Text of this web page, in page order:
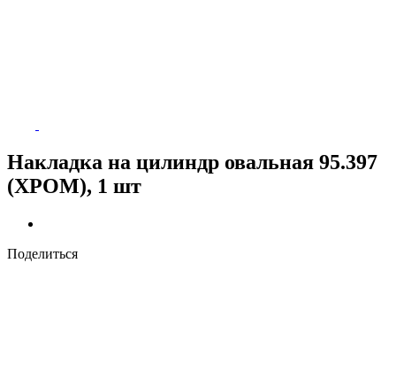
Накладка на цилиндр овальная 95.397
(ХРОМ), 1 шт
Поделиться